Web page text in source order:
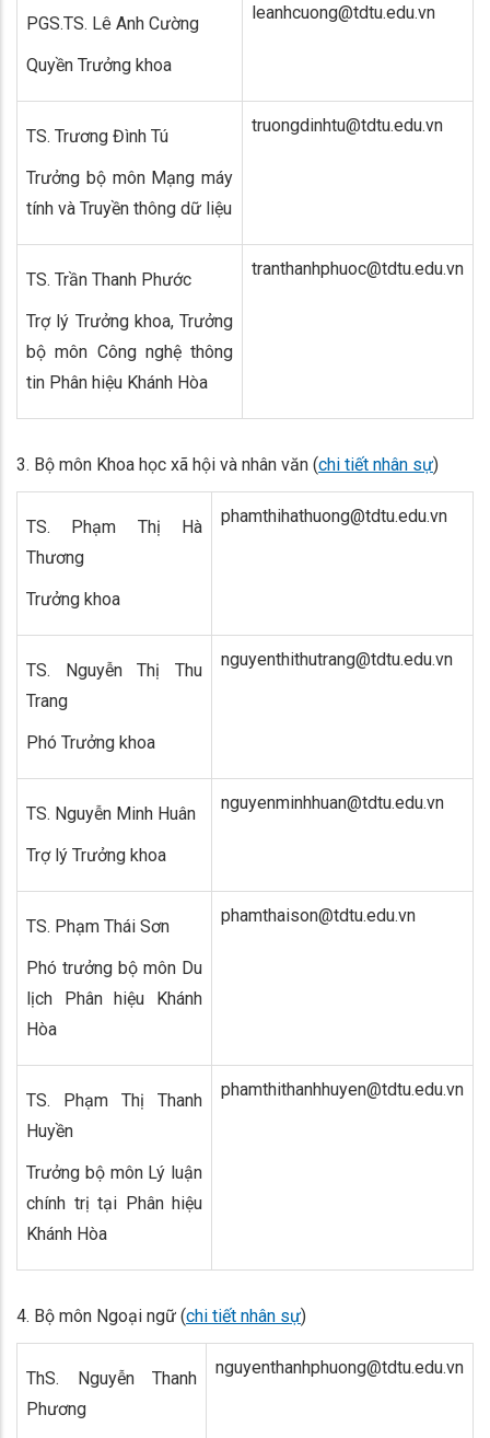
PGS.TS. Lê Anh Cường
Quyền Trưởng khoa
leanhcuong@tdtu.edu.vn
TS. Trương Đình Tú
Trưởng bộ môn Mạng máy
tính và Truyền thông dữ liệu
truongdinhtu@tdtu.edu.vn
TS. Trần Thanh Phước
Trợ lý Trưởng khoa, Trưởng
bộ môn Công nghệ thông
tin Phân hiệu Khánh Hòa
tranthanhphuoc@tdtu.edu.vn
3. Bộ môn Khoa học xã hội và nhân văn (chi tiết nhân sự)
TS. Phạm Thị Hà
Thương
Trưởng khoa
phamthihathuong@tdtu.edu.vn
TS. Nguyễn Thị Thu
Trang
Phó Trưởng khoa
nguyenthithutrang@tdtu.edu.vn
TS. Nguyễn Minh Huân
Trợ lý Trưởng khoa
nguyenminhhuan@tdtu.edu.vn
TS. Phạm Thái Sơn
Phó trưởng bộ môn Du
lịch Phân hiệu Khánh
Hòa
phamthaison@tdtu.edu.vn
TS. Phạm Thị Thanh
Huyền
Trưởng bộ môn Lý luận
chính trị tại Phân hiệu
Khánh Hòa
phamthithanhhuyen@tdtu.edu.vn
4. Bộ môn Ngoại ngữ (chi tiết nhân sự)
ThS. Nguyễn Thanh
Phương
nguyenthanhphuong@tdtu.edu.vn